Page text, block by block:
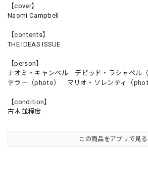
【cover】
Naomi Campbell
【contents】
THE IDEAS ISSUE
【person】
ナオミ・キャンベル デビッド・ラシャペル
テラー（photo） マリオ・ソレンティ（
【condition】
古本並程度
この商品をアプリで見る